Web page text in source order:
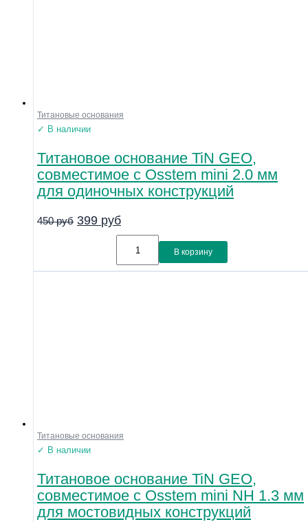
Титановые основания
✓ В наличии
Титановое основание TiN GEO,
совместимое с Osstem mini 2.0 мм
для одиночных конструкций
450руб 399 руб
В корзину
Титановые основания
✓ В наличии
Титановое основание TiN GEO,
совместимое с Osstem mini NH 1.3 мм
для мостовидных конструкций